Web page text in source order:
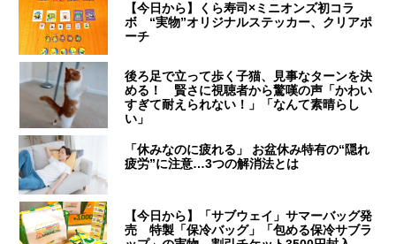
【今日から】くら寿司×ミニオンズ初コラ
ボ “実物”オリジナルステッカー、クリアポ
ーチ
後ろ足で立って歩く子猫、見事なターンを決
める！ 賢さに視聴者から驚嘆の声「かわい
すぎて耐えられない！」「なんて素晴らし
い」
「休みなのに疲れる」 お盆休み特有の“隠れ
疲労”に注意…3つの解消法とは
【今日から】「サブウェイ」サマーバッグ発
売 特製「保冷バッグ」「包める保冷サブラ